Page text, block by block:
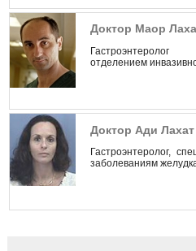
Доктор Маор
Гастроэнтеролог
отделением
Доктор Ади Лахат
Гастроэнтеролог,
заболеваниям